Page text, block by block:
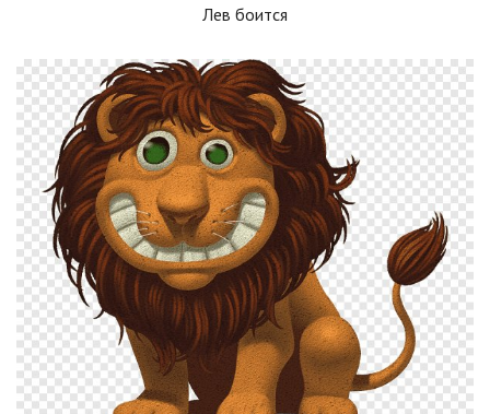
Лев боится